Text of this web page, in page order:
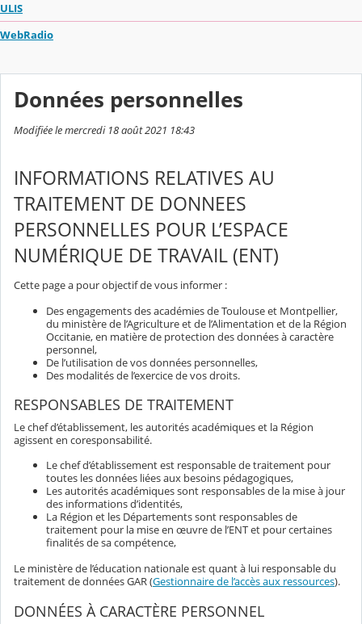
ULIS
WebRadio
Données personnelles
Modifiée le mercredi 18 août 2021 18:43
INFORMATIONS RELATIVES AU
TRAITEMENT DE DONNEES
PERSONNELLES POUR L’ESPACE
NUMÉRIQUE DE TRAVAIL (ENT)
Cette page a pour objectif de vous informer :
Des engagements des académies de Toulouse et Montpellier,
du ministère de l’Agriculture et de l’Alimentation et de la Région
Occitanie, en matière de protection des données à caractère
personnel,
De l’utilisation de vos données personnelles,
Des modalités de l’exercice de vos droits.
RESPONSABLES DE TRAITEMENT
Le chef d’établissement, les autorités académiques et la Région
agissent en coresponsabilité.
Le chef d’établissement est responsable de traitement pour
toutes les données liées aux besoins pédagogiques,
Les autorités académiques sont responsables de la mise à jour
des informations d’identités,
La Région et les Départements sont responsables de
traitement pour la mise en œuvre de l’ENT et pour certaines
finalités de sa compétence,
Le ministère de l’éducation nationale est quant à lui responsable du
traitement de données GAR (Gestionnaire de l’accès aux ressources).
DONNÉES À CARACTÈRE PERSONNEL